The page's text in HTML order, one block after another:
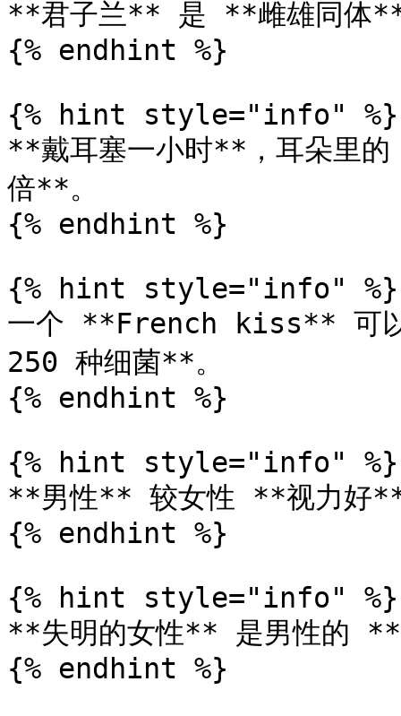
**君子兰** 是 **雌雄同体**
{% endhint %}
{% hint style="info" %}
**戴耳塞一小时**，耳朵里
倍**。
{% endhint %}
{% hint style="info" %}
一个 **French kiss** 可以
250 种细菌**。
{% endhint %}
{% hint style="info" %}
**男性** 较女性 **视力好
{% endhint %}
{% hint style="info" %}
**失明的女性** 是男性的
{% endhint %}